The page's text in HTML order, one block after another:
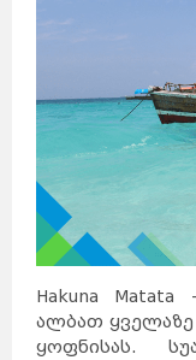
Hakuna
ალბათ ყველაზე
ყოფნისას.